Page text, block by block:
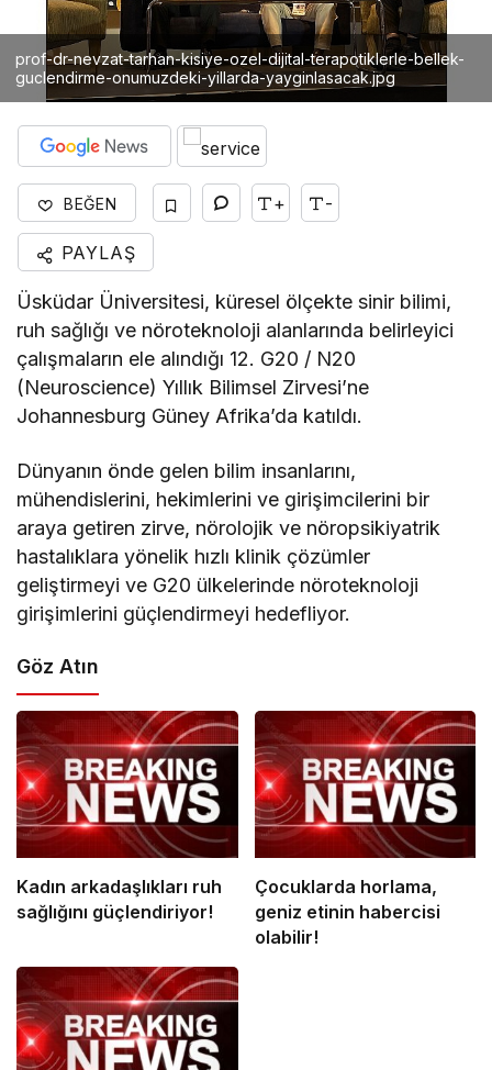
prof-dr-nevzat-tarhan-kisiye-ozel-dijital-terapotiklerle-bellek-
guclendirme-onumuzdeki-yillarda-yayginlasacak.jpg
BEĞEN + -
PAYLAŞ
Üsküdar Üniversitesi, küresel ölçekte sinir bilimi,
ruh sağlığı ve nöroteknoloji alanlarında belirleyici
çalışmaların ele alındığı 12. G20 / N20
(Neuroscience) Yıllık Bilimsel Zirvesi’ne
Johannesburg Güney Afrika’da katıldı.
Dünyanın önde gelen bilim insanlarını,
mühendislerini, hekimlerini ve girişimcilerini bir
araya getiren zirve, nörolojik ve nöropsikiyatrik
hastalıklara yönelik hızlı klinik çözümler
geliştirmeyi ve G20 ülkelerinde nöroteknoloji
girişimlerini güçlendirmeyi hedefliyor.
Göz Atın
Kadın arkadaşlıkları ruh
sağlığını güçlendiriyor!
Çocuklarda horlama,
geniz etinin habercisi
olabilir!